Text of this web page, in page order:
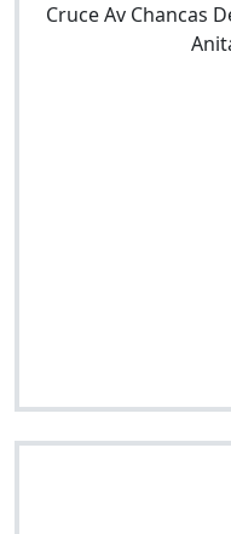
Cruce Av Chancas